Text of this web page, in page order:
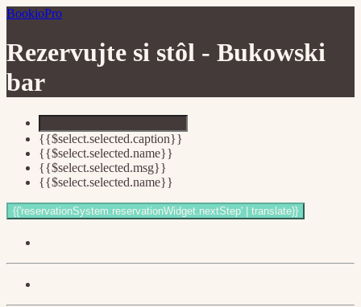
BookioPro
Rezervujte si stôl - Bukowski
bar
{{$select.selected.caption}}
{{$select.selected.name}}
{{$select.selected.msg}}
{{$select.selected.name}}